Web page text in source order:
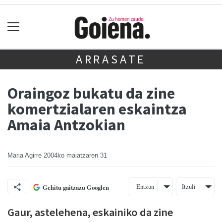
ARRASATE
Oraingoz bukatu da zine
komertzialaren eskaintza
Amaia Antzokian
Maria Agirre 2004ko maiatzaren 31
Gehitu gaitzazu Googlen Entzun Itzuli
Gaur, astelehena, eskainiko da zine